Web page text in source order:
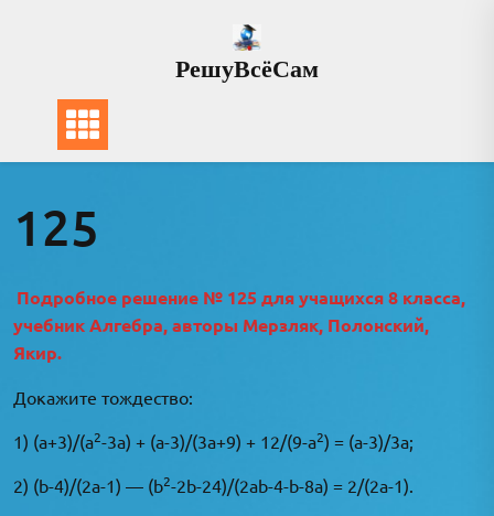
РешуВсёСам
125
Подробное решение № 125 для учащихся 8 класса,
учебник Алгебра, авторы Мерзляк, Полонский,
Якир.
Докажите тождество:
1) (a+3)/(a2-3a) + (a-3)/(3a+9) + 12/(9-a2) = (a-3)/3a;
2) (b-4)/(2a-1) — (b2-2b-24)/(2ab-4-b-8a) = 2/(2a-1).